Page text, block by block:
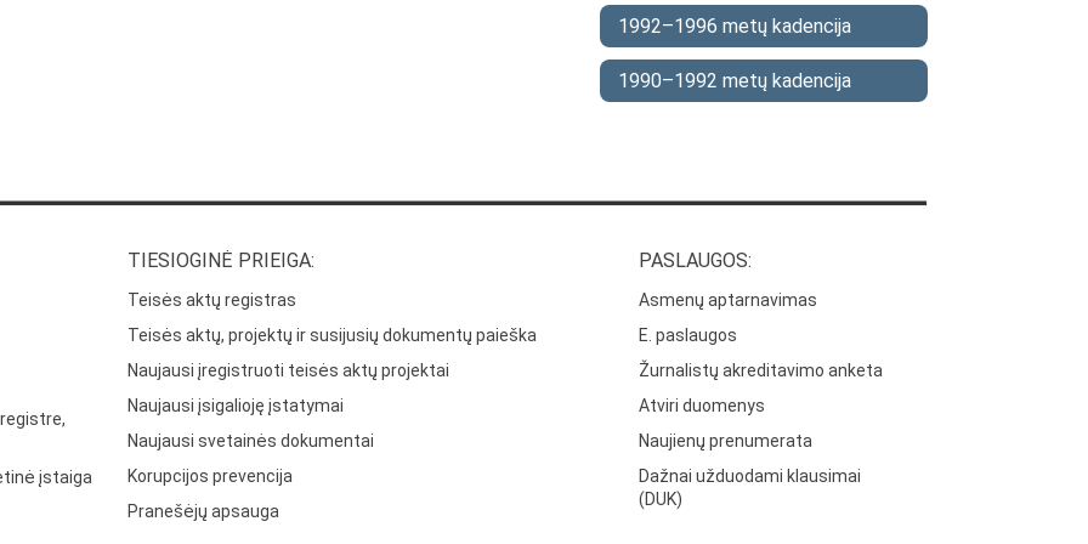
1992–1996 metų kadencija
1990–1992 metų kadencija
įstaiga
TIESIOGINĖ PRIEIGA:
Teisės aktų registras
Teisės aktų, projektų ir susijusių dokumentų paieška
Naujausi įregistruoti teisės aktų projektai
Naujausi įsigalioję įstatymai
Naujausi svetainės dokumentai
Korupcijos prevencija
Pranešėjų apsauga
PASLAUGOS:
Asmenų aptarnavimas
E. paslaugos
Žurnalistų akreditavimo anketa
Atviri duomenys
Naujienų prenumerata
Dažnai užduodami klausimai
(DUK)